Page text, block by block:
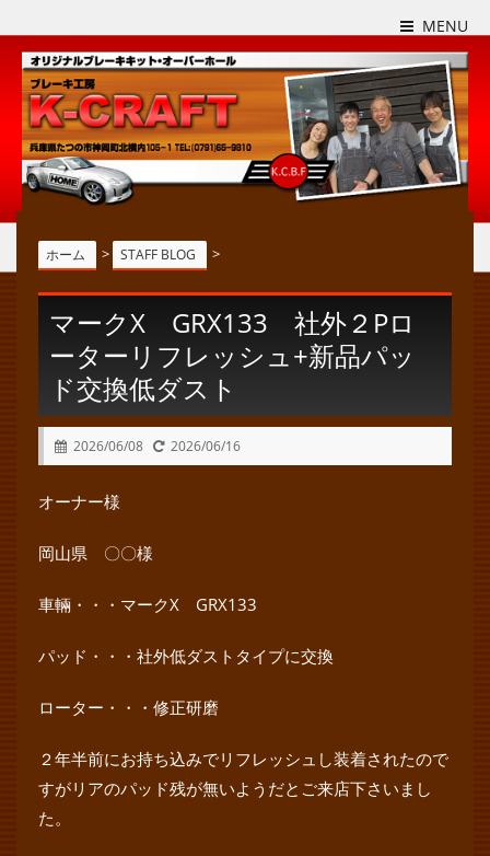
MENU
ホーム > STAFF BLOG >
マークX GRX133 社外２Pロ
ーターリフレッシュ+新品パッ
ド交換低ダスト
2026/06/08 2026/06/16
オーナー様
岡山県 〇〇様
車輛・・・マークX GRX133
パッド・・・社外低ダストタイプに交換
ローター・・・修正研磨
２年半前にお持ち込みでリフレッシュし装着されたので
すがリアのパッド残が無いようだとご来店下さいまし
た。